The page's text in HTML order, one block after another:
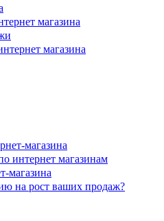
магазина
магазина
магазина
интернет магазинам
магазина
на рост ваших продаж?